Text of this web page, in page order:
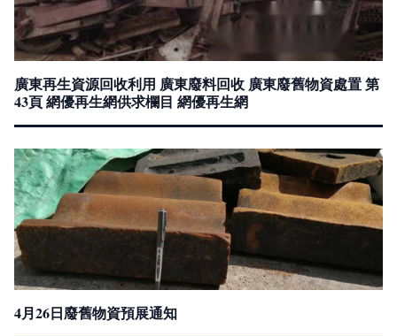
廣東再生資源回收利用 廣東廢料回收 廣東廢舊物資處置 第
43頁 網優再生網供求欄目 網優再生網
4月26日廢舊物資預展通知